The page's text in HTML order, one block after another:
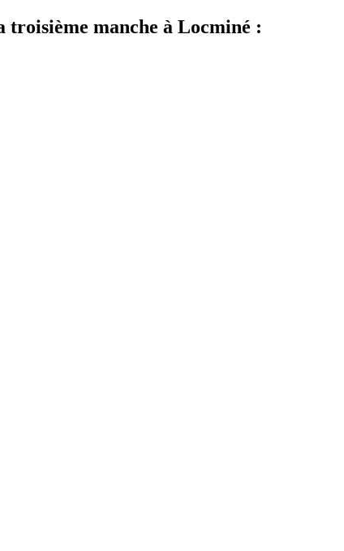
manche à Locminé :